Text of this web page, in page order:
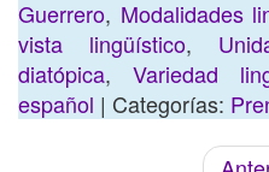
Guerrero, Modalidades
vista lingüístico,
diatópica, Variedad
español | Categorías: